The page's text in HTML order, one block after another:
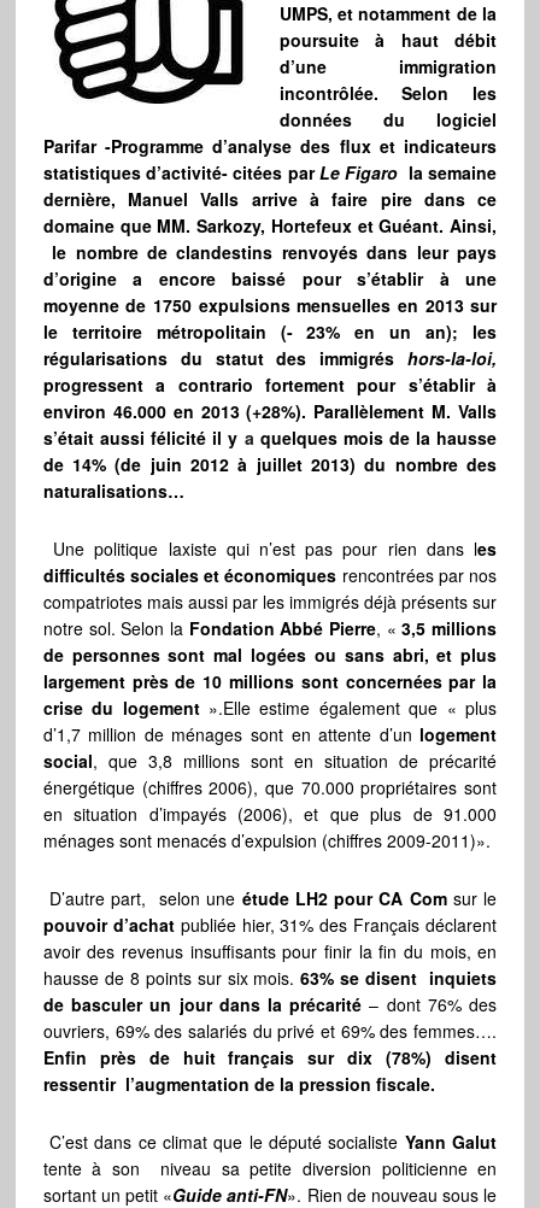
UMPS, et notamment de la
poursuite à haut débit
d’une immigration
incontrôlée. Selon les
données du logiciel
Parifar -Programme d’analyse des flux et indicateurs
statistiques d’activité- citées parLe Figaro la semaine
dernière, Manuel Valls arrive à faire pire dans ce
domaine que MM. Sarkozy, Hortefeux et Guéant. Ainsi,
le nombre de clandestins renvoyés dans leur pays
d’origine a encore baissé pour s’établir à une
moyenne de 1750 expulsions mensuelles en 2013 sur
le territoire métropolitain (- 23% en un an); les
régularisations du statut des immigréshors-la-loi,
progressent a contrario fortement pour s’établir à
environ 46.000 en 2013 (+28%). Parallèlement M. Valls
s’était aussi félicité il y aquelques mois de la hausse
de 14% (de juin 2012 à juillet 2013) du nombre des
naturalisations…
Une politique laxiste qui n’est pas pour rien dans les
difficultés sociales et économiques rencontrées par nos
compatriotes mais aussi par les immigrés déjà présents sur
notre sol. Selon la Fondation Abbé Pierre, «3,5 millions
de personnes sont mal logées ou sans abri, et plus
largement près de 10 millions sont concernées par la
crise du logement ».Elle estime également que « plus
d’1,7 million de ménages sont en attente d’un logement
social, que 3,8 millions sont en situation de précarité
énergétique (chiffres 2006), que 70.000 propriétaires sont
en situation d’impayés (2006), et que plus de 91.000
ménages sont menacés d’expulsion (chiffres 2009-2011)».
D’autre part, selon une étude LH2 pour CA Comsur le
pouvoir d’achatpubliée hier, 31% des Français déclarent
avoir des revenus insuffisants pour finir la fin du mois, en
hausse de 8 points sur six mois.63% se disent inquiets
de basculer un jour dans la précarité – dont 76% des
ouvriers, 69% des salariés du privé et 69% des femmes….
Enfin près de huit français sur dix (78%) disent
ressentir l’augmentation de la pression fiscale.
C’est dans ce climat que le député socialiste Yann Galut
tente à son niveau sa petite diversion politicienne en
sortant un petit «Guide anti-FN». Rien de nouveau sous le